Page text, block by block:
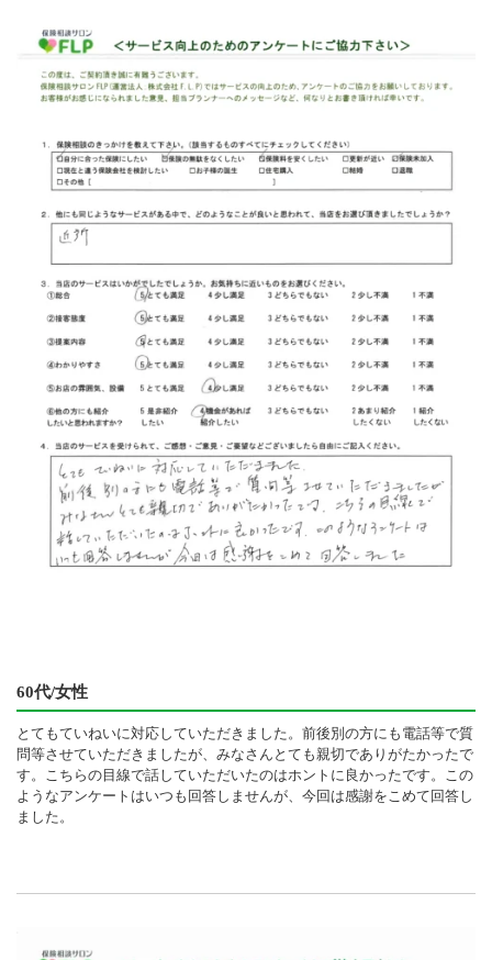
60代/女性
とてもていねいに対応していただきました。前後別の方にも電話等で質
問等させていただきましたが、みなさんとても親切でありがたかったで
す。こちらの目線で話していただいたのはホントに良かったです。この
ようなアンケートはいつも回答しませんが、今回は感謝をこめて回答し
ました。